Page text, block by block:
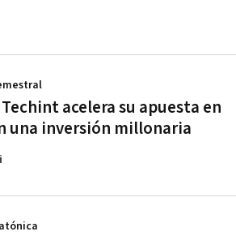
acelera su apuesta en
una inversión millonaria